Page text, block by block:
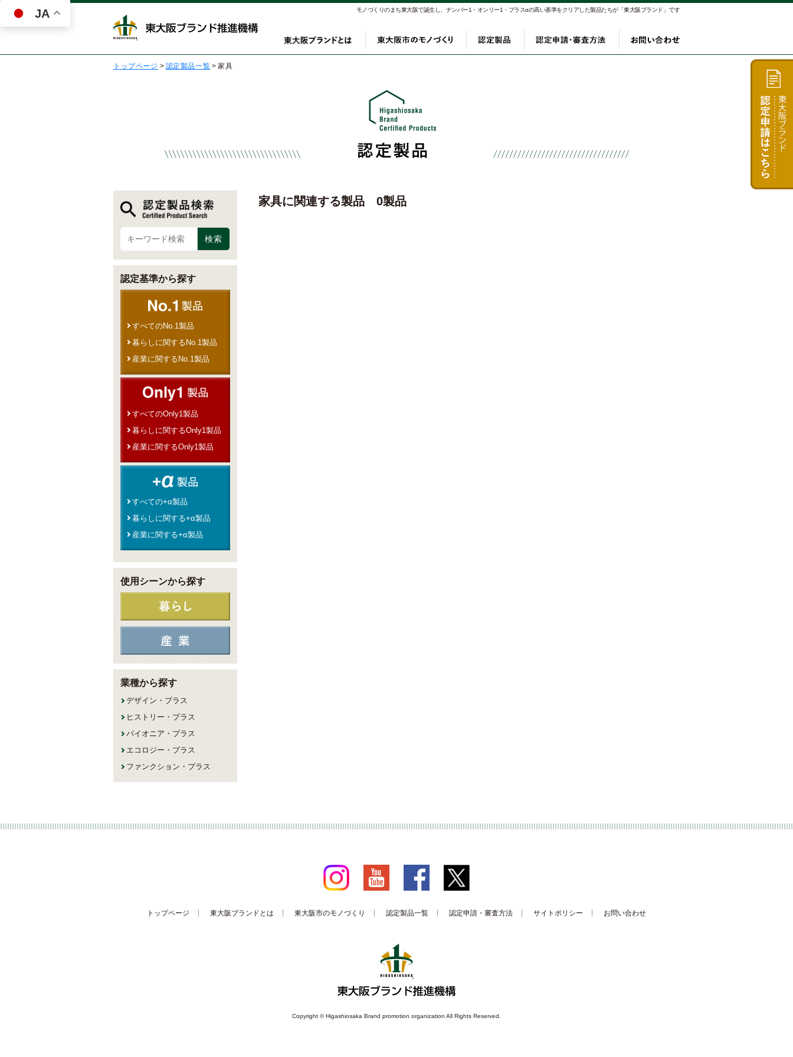
モノづくりのまち東大阪で誕生し、ナンバー1・オンリー1・プラスαの高い基準をクリアした製品たちが「東大阪ブランド」です
東大阪ブランドとは 東大阪市のモノづくり認定製品 認定申請・審査方法
JA
トップページ > 認定製品一覧 >家具
認定基準から探す
すべてのNo.1製品
暮らしに関するNo.1製品
産業に関するNo.1製品
すべてのOnly1製品
暮らしに関するOnly1製品
産業に関するOnly1製品
すべての+α製品
暮らしに関する+α製品
産業に関する+α製品
使用シーンから探す
業種から探す
デザイン・プラス
ヒストリー・プラス
パイオニア・プラス
エコロジー・プラス
ファンクション・プラス
家具に関連する製品 0製品
トップページ 東大阪ブランドとは 東大阪市のモノづくり 認定製品一覧 認定申請・審査方法 サイトポリシー お問い合わせ
Copyright © Higashiosaka Brand promotion organization All Rights Reserved.